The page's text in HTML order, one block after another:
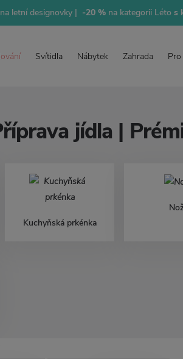
letní designovky | -20 %na kategorii Létos
Svítidla Nábytek Zahrada
jídla |
Kuchyňská prkénka